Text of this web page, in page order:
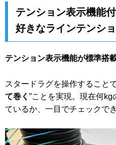
テンション表示機能付
好きなラインテンシ
テンション表示機能が標準搭載
スタードラグを操作すること
て巻く ”ことを実現。現在何
ているか、一目でチェックで